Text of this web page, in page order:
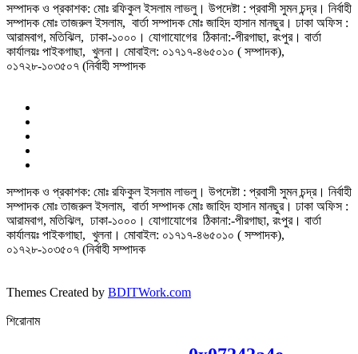
সম্পাদক ও প্রকাশক: মোঃ রফিকুল ইসলাম লাভলু। উপদেষ্টা : প্রবাসী সুমন চন্দ্র। নির্বাহী
সম্পাদক মোঃ তাজরুল‌‌ ইসলাম, বার্তা সম্পাদক মোঃ জাহিদ হাসান মানছুর। ঢাকা অফিস :
আরামবাগ, মতিঝিল, ঢাকা-১০০০। যোগাযোগের ঠিকানা:-পীরগাছা‌, রংপুর। বার্তা
কার্যালয়ঃ পাইকগাছা, খুলনা। মোবাইল: ০১৭১৭-৪৬৫০১০ ( সম্পাদক),
০১৭২৮-১০৩৫০৭ (নির্বাহী সম্পাদক
সম্পাদক ও প্রকাশক: মোঃ রফিকুল ইসলাম লাভলু। উপদেষ্টা : প্রবাসী সুমন চন্দ্র। নির্বাহী
সম্পাদক মোঃ তাজরুল‌‌ ইসলাম, বার্তা সম্পাদক মোঃ জাহিদ হাসান মানছুর। ঢাকা অফিস :
আরামবাগ, মতিঝিল, ঢাকা-১০০০। যোগাযোগের ঠিকানা:-পীরগাছা‌, রংপুর। বার্তা
কার্যালয়ঃ পাইকগাছা, খুলনা। মোবাইল: ০১৭১৭-৪৬৫০১০ ( সম্পাদক),
০১৭২৮-১০৩৫০৭ (নির্বাহী সম্পাদক
Themes Created by BDITWork.com
শিরোনাম